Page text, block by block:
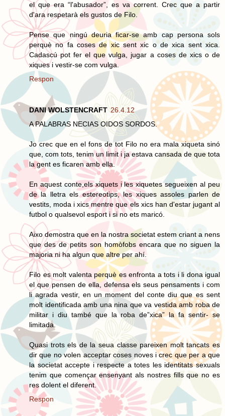
el que era “l'abusador”, es va corrent. Crec que a partir
d'ara respetarà els gustos de Filo.
Pense que ningú deuria ficar-se amb cap persona sols
perquè no fa coses de xic sent xic o de xica sent xica.
Cadascú pot fer el que vulga, jugar a coses de xics o de
xiques i vestir-se com vulga.
Respon
DANI WOLSTENCRAFT 26.4.12
A PALABRAS NECIAS OIDOS SORDOS.
Jo crec que en el fons de tot Filo no era mala xiqueta sinó
que, com tots, tenim un limit i ja estava cansada de que tota
la gent es ficaren amb ella.
En aquest conte,els xiquets i les xiquetes segueixen al peu
de la lletra els estereotips, les xiques assoles parlen de
vestits, moda i xics mentre que els xics han d'estar jugant al
futbol o qualsevol esport i si no ets maricó.
Aixo demostra que en la nostra societat estem criant a nens
que des de petits son homòfobs encara que no siguen la
majoria ni ha algun que altre per ahí.
Filo es molt valenta perquè es enfronta a tots i li dona igual
el que pensen de ella, defensa els seus pensaments i com
li agrada vestir, en un moment del conte diu que es sent
molt identificada amb una nina que va vestida amb roba de
militar i diu també que la roba de”xica” la fa sentir- se
limitada.
Quasi trots els de la seua classe pareixen molt tancats es
dir que no volen acceptar coses noves i crec que per a que
la societat accepte i respecte a totes les identitats sexuals
tenim que començar ensenyant als nostres fills que no es
res dolent el diferent.
Respon